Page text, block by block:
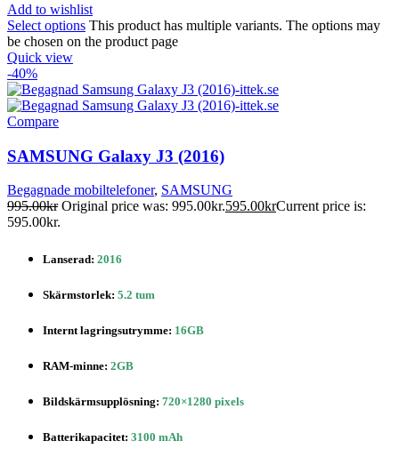
Add to wishlist
Select options This product has multiple variants. The options may
be chosen on the product page
Quick view
-40%
Compare
SAMSUNG Galaxy J3 (2016)
Begagnade mobiltelefoner, SAMSUNG
995.00kr Original price was: 995.00kr.595.00krCurrent price is:
595.00kr.
Lanserad: 2016
Skärmstorlek: 5.2 tum
Internt lagringsutrymme: 16GB
RAM-minne: 2GB
Bildskärmsupplösning: 720×1280 pixels
Batterikapacitet: 3100 mAh